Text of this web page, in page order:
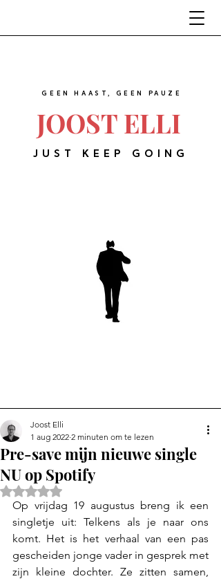
JOOST ELLI
GEEN HAAST, GEEN PAUZE
JUST KEEP GOING
Pre-save mijn nieuwe single
NU op Spotify
Joost Elli
1 aug 2022 2 minuten om te lezen
Beoordeeld met NaN uit 5 sterren.
Op vrijdag 19 augustus breng ik een
singletje uit: Telkens als je naar ons
komt. Het is het verhaal van een pas
gescheiden jonge vader in gesprek met
zijn kleine dochter. Ze zitten samen,